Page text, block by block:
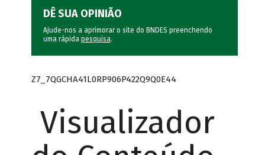
DÊ SUA OPINIÃO
Ajude-nos a aprimorar o site do BNDES preenchendo
uma rápida pesquisa.
Z7_7QGCHA41L0RP906P422Q9Q0E44
Visualizador